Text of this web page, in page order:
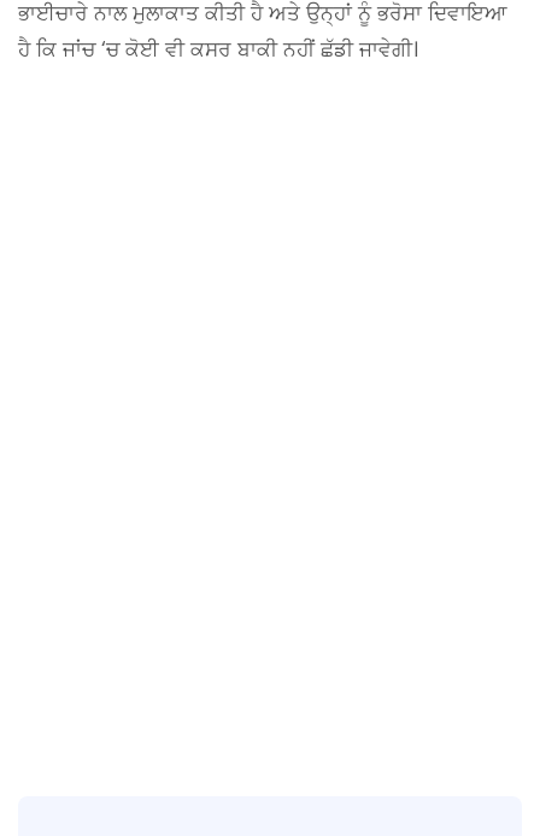
ਭਾਈਚਾਰੇ ਨਾਲ ਮੁਲਾਕਾਤ ਕੀਤੀ ਹੈ ਅਤੇ ਉਨ੍ਹਾਂ ਨੂੰ ਭਰੋਸਾ ਦਿਵਾਇਆ
ਹੈ ਕਿ ਜਾਂਚ ‘ਚ ਕੋਈ ਵੀ ਕਸਰ ਬਾਕੀ ਨਹੀਂ ਛੱਡੀ ਜਾਵੇਗੀ।